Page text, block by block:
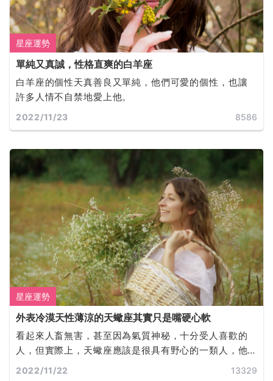
星座運勢
單純又真誠，性格直爽的白羊座
白羊座的個性天真善良又單純，他們可愛的個性，也讓
許多人情不自禁地愛上他。
2022/11/23 8586
星座運勢
外表冷漠天性薄涼的天蠍座其實只是嘴硬心軟
看起來人畜無害，甚至因為氣質神秘，十分受人喜歡的
人，但實際上，天蠍座應該是很具有野心的一類人，他
們也確實是可以為了自己的事業做出很多犧牲，與其他
2022/11/22 13329